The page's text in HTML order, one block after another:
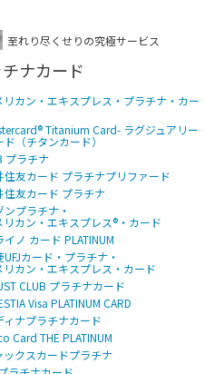
至れり尽くせりの究極サービス
ナカード
リカン・エキスプレス・プラチナ・カー
Titanium Card- ラグジュアリー
ド（チタンカード）
プラチナ
住友カード プラチナプリファード
住友カード プラチナ
ンプラチナ・
リカン・エキスプレス®・カード
イノ カード PLATINUM
UFJカード・プラチナ・
リカン・エキスプレス・カード
CLUB プラチナカード
Visa PLATINUM CARD
ィナプラチナカード
Card THE PLATINUM
ックスカードプラチナ